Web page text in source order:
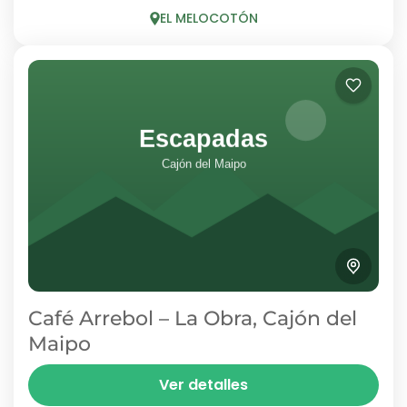
piscina de temporada. Su cafetería es una
EL MELOCOTÓN
Café Arrebol – La Obra, Cajón del
Maipo
En La Obra, a la entrada del Cajón del Maipo,
Café Arrebol es una casita blanca y celeste
Ver detalles